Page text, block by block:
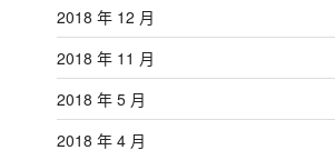
2018 年 12 月
2018 年 11 月
2018 年 5 月
2018 年 4 月